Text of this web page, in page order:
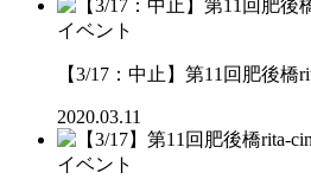
イベント
【3/17：中止】第11回肥後橋
2020.03.11
イベント